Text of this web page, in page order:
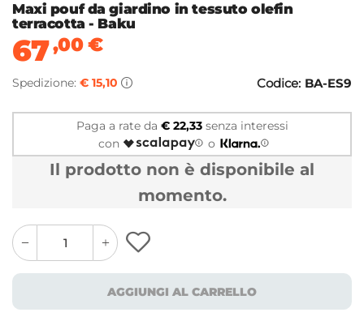
Maxi pouf da giardino in tessuto olefin
terracotta - Baku
67,00€
Spedizione: € 15,10 Codice: BA-ES9
Paga a rate da € 22,33senza interessi
con
o
Il prodotto non è disponibile al
momento.
quantity
button
quantity
minus
button
AGGIUNGI AL CARRELLO